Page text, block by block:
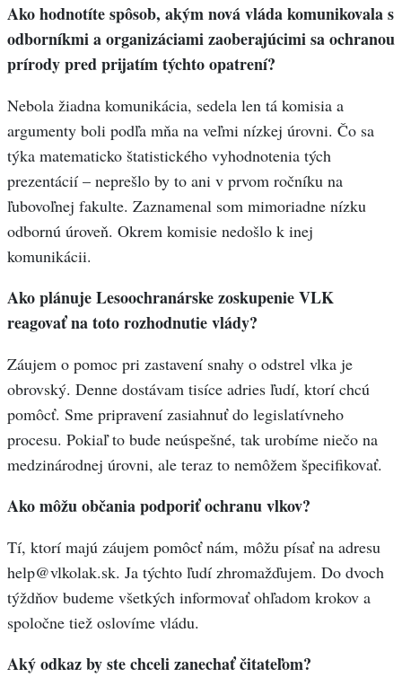
Ako hodnotíte spôsob, akým nová vláda komunikovala s
odborníkmi a organizáciami zaoberajúcimi sa ochranou
prírody pred prijatím týchto opatrení?
Nebola žiadna komunikácia, sedela len tá komisia a
argumenty boli podľa mňa na veľmi nízkej úrovni. Čo sa
týka matematicko štatistického vyhodnotenia tých
prezentácií – neprešlo by to ani v prvom ročníku na
ľubovoľnej fakulte. Zaznamenal som mimoriadne nízku
odbornú úroveň. Okrem komisie nedošlo k inej
komunikácii.
Ako plánuje Lesoochranárske zoskupenie VLK
reagovať na toto rozhodnutie vlády?
Záujem o pomoc pri zastavení snahy o odstrel vlka je
obrovský. Denne dostávam tisíce adries ľudí, ktorí chcú
pomôcť. Sme pripravení zasiahnuť do legislatívneho
procesu. Pokiaľ to bude neúspešné, tak urobíme niečo na
medzinárodnej úrovni, ale teraz to nemôžem špecifikovať.
Ako môžu občania podporiť ochranu vlkov?
Tí, ktorí majú záujem pomôcť nám, môžu písať na adresu
help@vlkolak.sk. Ja týchto ľudí zhromažďujem. Do dvoch
týždňov budeme všetkých informovať ohľadom krokov a
spoločne tiež oslovíme vládu.
Aký odkaz by ste chceli zanechať čitateľom?